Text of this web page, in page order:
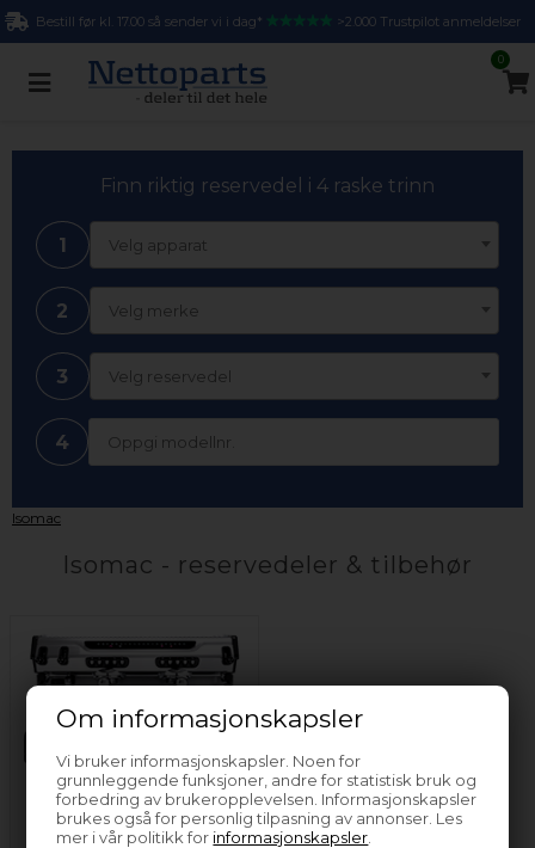
Om informasjonskapsler
Vi bruker informasjonskapsler. Noen for
grunnleggende funksjoner, andre for statistisk bruk og
forbedring av brukeropplevelsen. Informasjonskapsler
brukes også for personlig tilpasning av annonser. Les
mer i vår politikk for informasjonskapsler
Bestill før kl. 17.00 så sender vi i dag* >2.000 Trustpilot anmeldelser
0
Finn riktig reservedel i 4 raske trinn
1 Velg apparat
2 Velg merke
3 Velg reservedel
4
Isomac
Isomac - reservedeler & tilbehør
Espressomaskin
Isomac